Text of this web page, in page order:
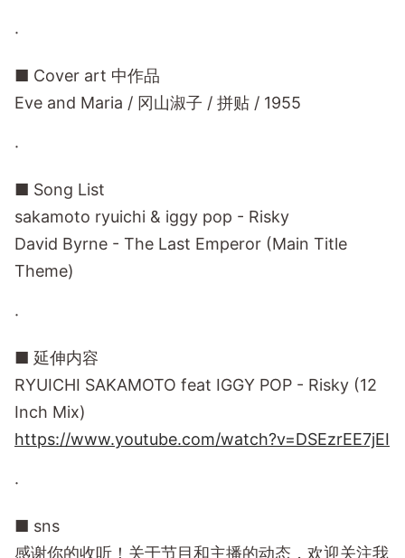
·
■ Cover art 中作品
Eve and Maria / 冈山淑子 / 拼贴 / 1955
·
■ Song List
sakamoto ryuichi & iggy pop - Risky
David Byrne - The Last Emperor (Main Title
Theme)
·
■ 延伸内容
RYUICHI SAKAMOTO feat IGGY POP - Risky (12
Inch Mix)
https://www.youtube.com/watch?v=DSEzrEE7jEI
·
■ sns
感谢你的收听！关于节目和主播的动态，欢迎关注我